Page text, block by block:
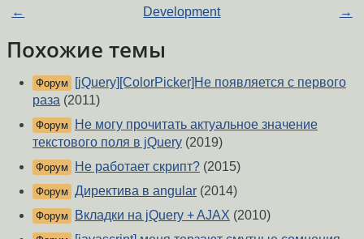
← Development →
Похожие темы
Форум
[jQuery][ColorPicker]Не появляется с первого
раза (2011)
Форум
Не могу прочитать актуальное значение
текстового поля в jQuery (2019)
Форум Не работает скрипт? (2015)
Форум Директива в angular (2014)
Форум Вкладки на jQuery + AJAX (2010)